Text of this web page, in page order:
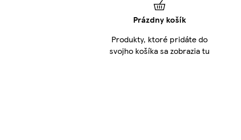
Prázdny košík
Produkty, ktoré pridáte do
svojho košíka sa zobrazia tu